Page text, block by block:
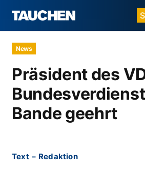
News
Präsident des
Bande geehrt
Text – Redaktion